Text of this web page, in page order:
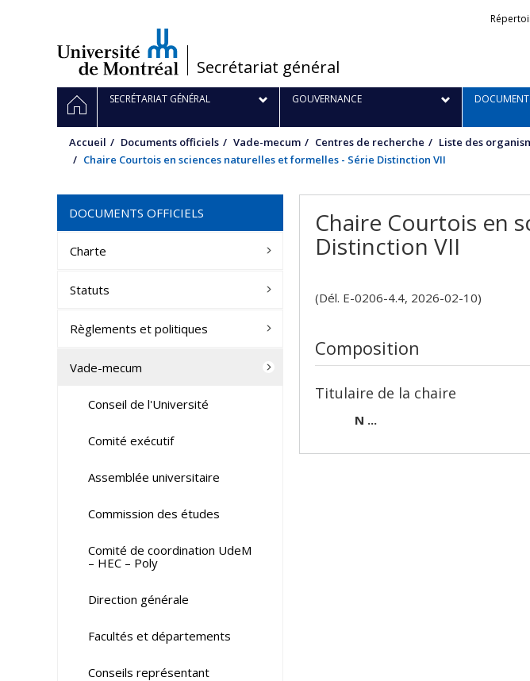
/
Secrétariat général
Liens
Navigation
principale
ACCUEILSECRÉTARIAT GÉNÉRAL GOUVERNANCE
Accueil Documents officiels Vade-mecum Centres de recherche Liste des
Chaire Courtois en sciences naturelles et formelles - Série Distinction VII
Chaire Courtois en
Distinction VII
(Dél. E-0206-4.4, 2026-02-10)
Composition
Titulaire de la chaire
N ...
DOCUMENTS OFFICIELS
Charte
Statuts
Règlements et politiques
Vade-mecum
Conseil de l'Université
Comité exécutif
Assemblée universitaire
Commission des études
Comité de coordination UdeM
– HEC – Poly
Direction générale
Facultés et départements
Conseils représentant